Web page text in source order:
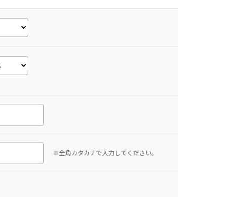
※全角カタカナで入力してください。